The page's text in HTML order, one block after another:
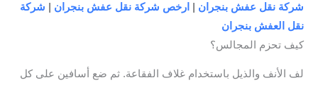
شركة نقل عفش بنجران
ارخص شركة نقل عفش بنجران
شركة
نقل العفش بنجران
كيف تحزم المجالس؟
لف الأنف والذيل باستخدام غلاف الفقاعة. ثم ضع أسافين على كل